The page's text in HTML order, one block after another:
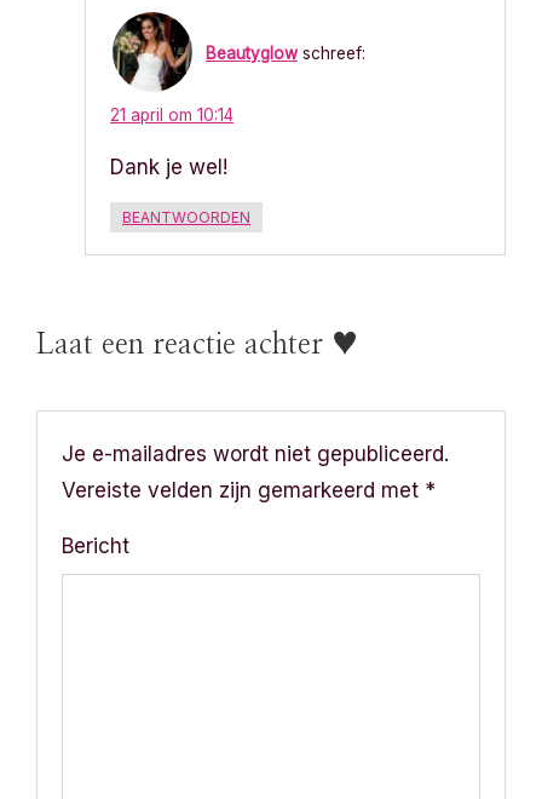
Beautyglow schreef:
21 april om 10:14
Dank je wel!
BEANTWOORDEN
Laat een reactie achter ♥
Je e-mailadres wordt niet gepubliceerd.
Vereiste velden zijn gemarkeerd met *
Bericht